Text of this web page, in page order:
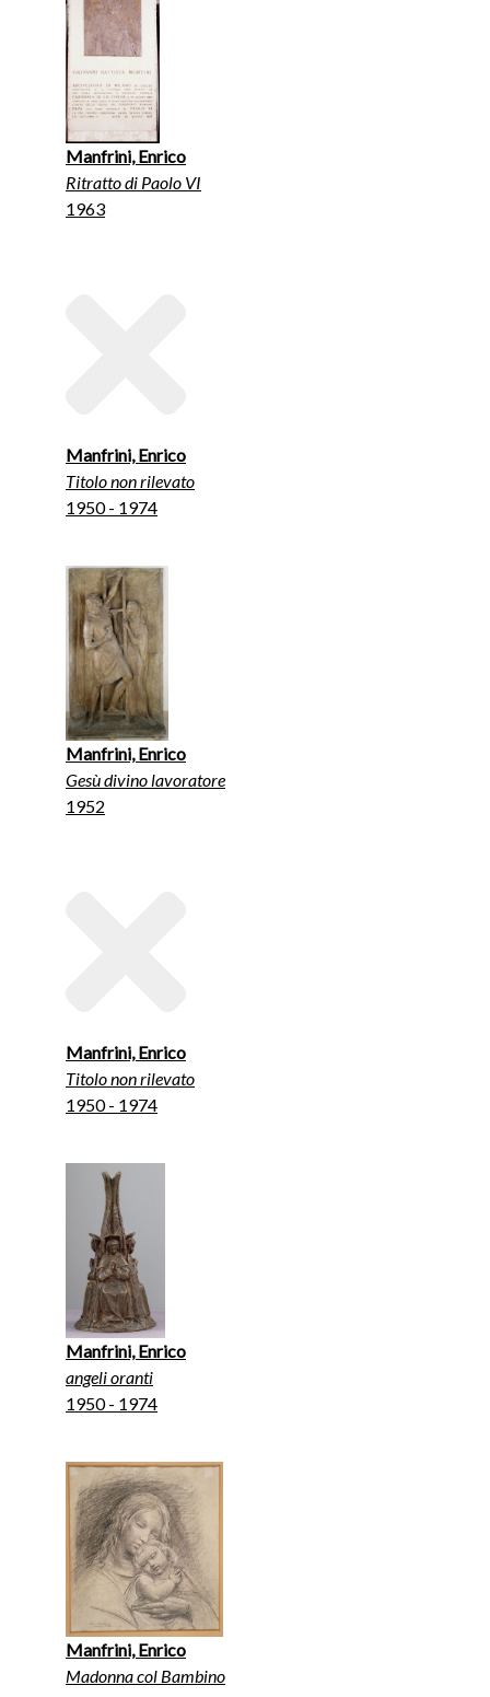
Manfrini, Enrico
Ritratto di Paolo VI
1963
Manfrini, Enrico
Titolo non rilevato
1950 - 1974
Manfrini, Enrico
Gesù divino lavoratore
1952
Manfrini, Enrico
Titolo non rilevato
1950 - 1974
Manfrini, Enrico
angeli oranti
1950 - 1974
Manfrini, Enrico
Madonna col Bambino